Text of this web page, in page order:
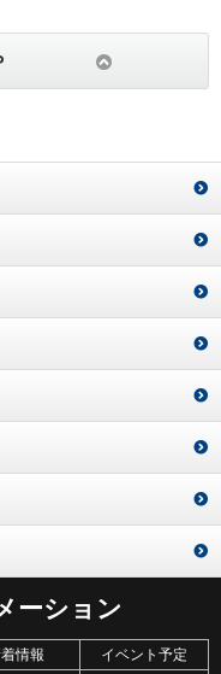
ーション
情報 イベント予定